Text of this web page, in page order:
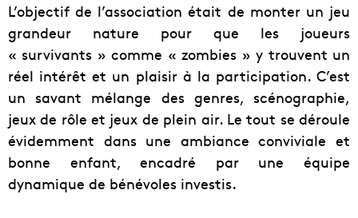
L’objectif de l’association était de monter un jeu
grandeur nature pour que les joueurs
« survivants » comme « zombies » y trouvent un
réel intérêt et un plaisir à la participation. C’est
un savant mélange des genres, scénographie,
jeux de rôle et jeux de plein air. Le tout se déroule
évidemment dans une ambiance conviviale et
bonne enfant, encadré par une équipe
dynamique de bénévoles investis.